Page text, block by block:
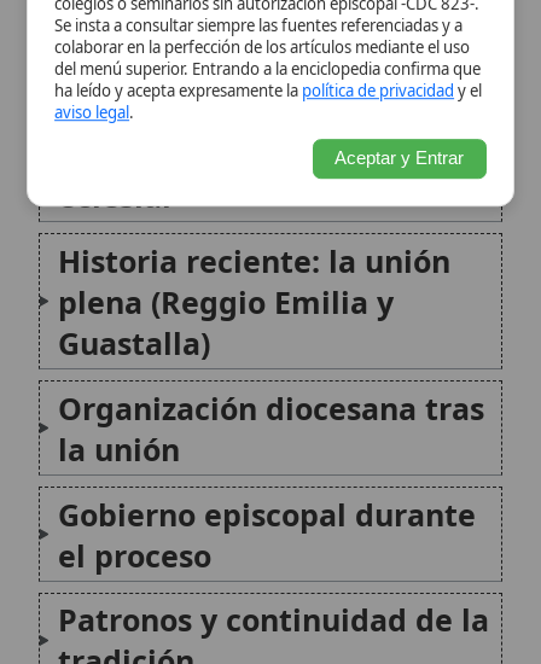
Guastalla)
Organización diocesana tras
la unión
Gobierno episcopal durante
el proceso
Patronos y continuidad de la
tradición
Vida diocesana y renovación
pastoral
Espiritualidad mariana en
Reggio Emilia y Guastalla
Relación con la provincia
eclesiástica y con la
comunión regional